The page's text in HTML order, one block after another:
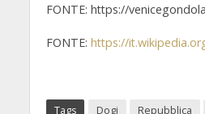
FONTE: https://
FONTE: https://
Tags Dogi Repubblica